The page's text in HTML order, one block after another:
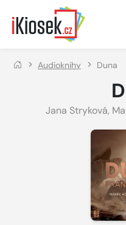
Přejít na hlavní obsah
Audioknihy Duna
Jana Stryková,